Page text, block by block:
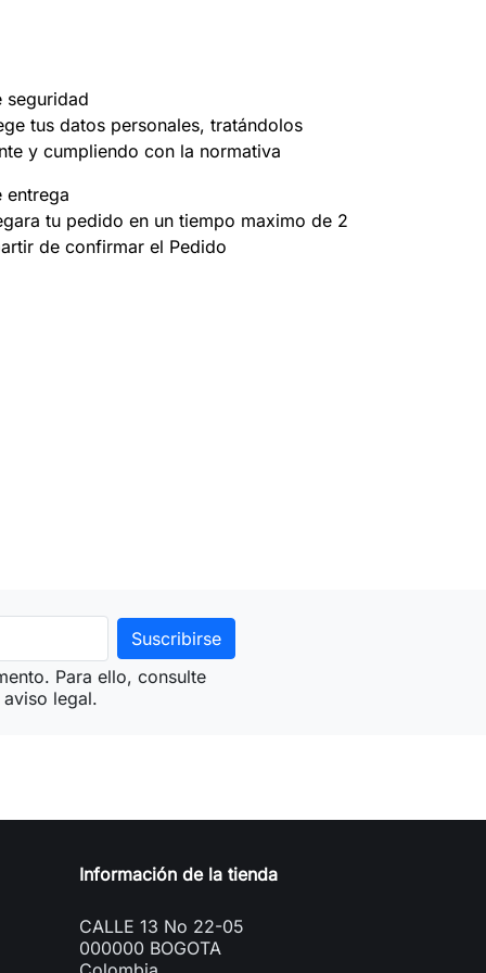
seguridad
tus datos personales, tratándolos
y cumpliendo con la normativa
entrega
tu pedido en un tiempo maximo de 2
de confirmar el Pedido
Para ello, consulte
legal.
Información de la tienda
CALLE 13 No 22-05
000000 BOGOTA